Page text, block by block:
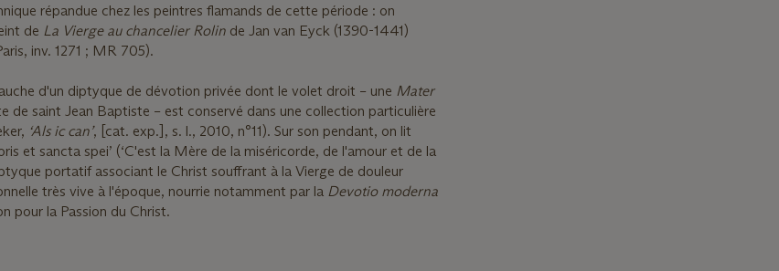
répandue chez les peintres flamands de cette période : on
de La Vierge au chancelier Rolin de Jan van Eyck (1390-1441)
inv. 1271 ; MR 705).
d'un diptyque de dévotion privée dont le volet droit – une Mater
de saint Jean Baptiste – est conservé dans une collection particulière
‘Als ic can’, [cat. exp.], s. l., 2010, n°11). Sur son pendant, on lit
et sancta spei’ (‘C'est la Mère de la miséricorde, de l'amour et de la
portatif associant le Christ souffrant à la Vierge de douleur
très vive à l'époque, nourrie notamment par la Devotio moderna
pour la Passion du Christ.